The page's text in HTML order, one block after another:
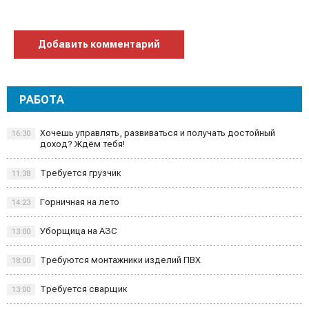
Добавить комментарий
РАБОТА
Хочешь управлять, развиваться и получать достойный
доход? Ждём тебя!
16:30
Требуется грузчик
11:38
Горничная на лето
14:23
Уборщица на АЗС
13:00
Требуются монтажники изделий ПВХ
18:00
Требуется сварщик
13:00